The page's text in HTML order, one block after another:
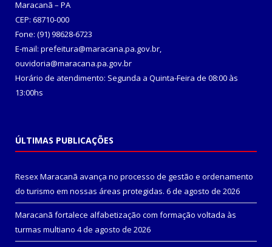
Maracanã – PA
CEP: 68710-000
Fone: (91) 98628-6723
E-mail: prefeitura@maracana.pa.gov.br,
ouvidoria@maracana.pa.gov.br
Horário de atendimento: Segunda a Quinta-Feira de 08:00 às
13:00hs
ÚLTIMAS PUBLICAÇÕES
Resex Maracanã avança no processo de gestão e ordenamento
do turismo em nossas áreas protegidas. 6 de agosto de 2026
Maracanã fortalece alfabetização com formação voltada às
turmas multiano 4 de agosto de 2026